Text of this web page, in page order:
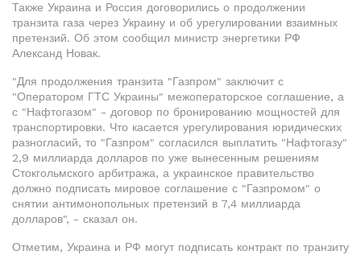
Также Украина и Россия договорились о продолжении
транзита газа через Украину и об урегулировании взаимных
претензий. Об этом сообщил министр энергетики РФ
Александ Новак.
"Для продолжения транзита "Газпром" заключит с
"Оператором ГТС Украины" межоператорское соглашение, а
с "Нафтогазом" - договор по бронированию мощностей для
транспортировки. Что касается урегулирования юридических
разногласий, то "Газпром" согласился выплатить "Нафтогазу"
2,9 миллиарда долларов по уже вынесенным решениям
Стокгольмского арбитража, а украинское правительство
должно подписать мировое соглашение с "Газпромом" о
снятии антимонопольных претензий в 7,4 миллиарда
долларов", - сказал он.
Отметим, Украина и РФ могут подписать контракт по транзиту